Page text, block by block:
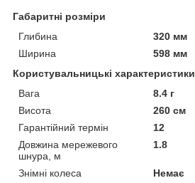
Габаритні розміри
Глибина
320 мм
Ширина
598 мм
Користувальницькі характеристики
Вага
8.4 г
Висота
260 см
Гарантійний термін
12
Довжина мережевого
шнура, м
1.8
Знімні колеса
Немає